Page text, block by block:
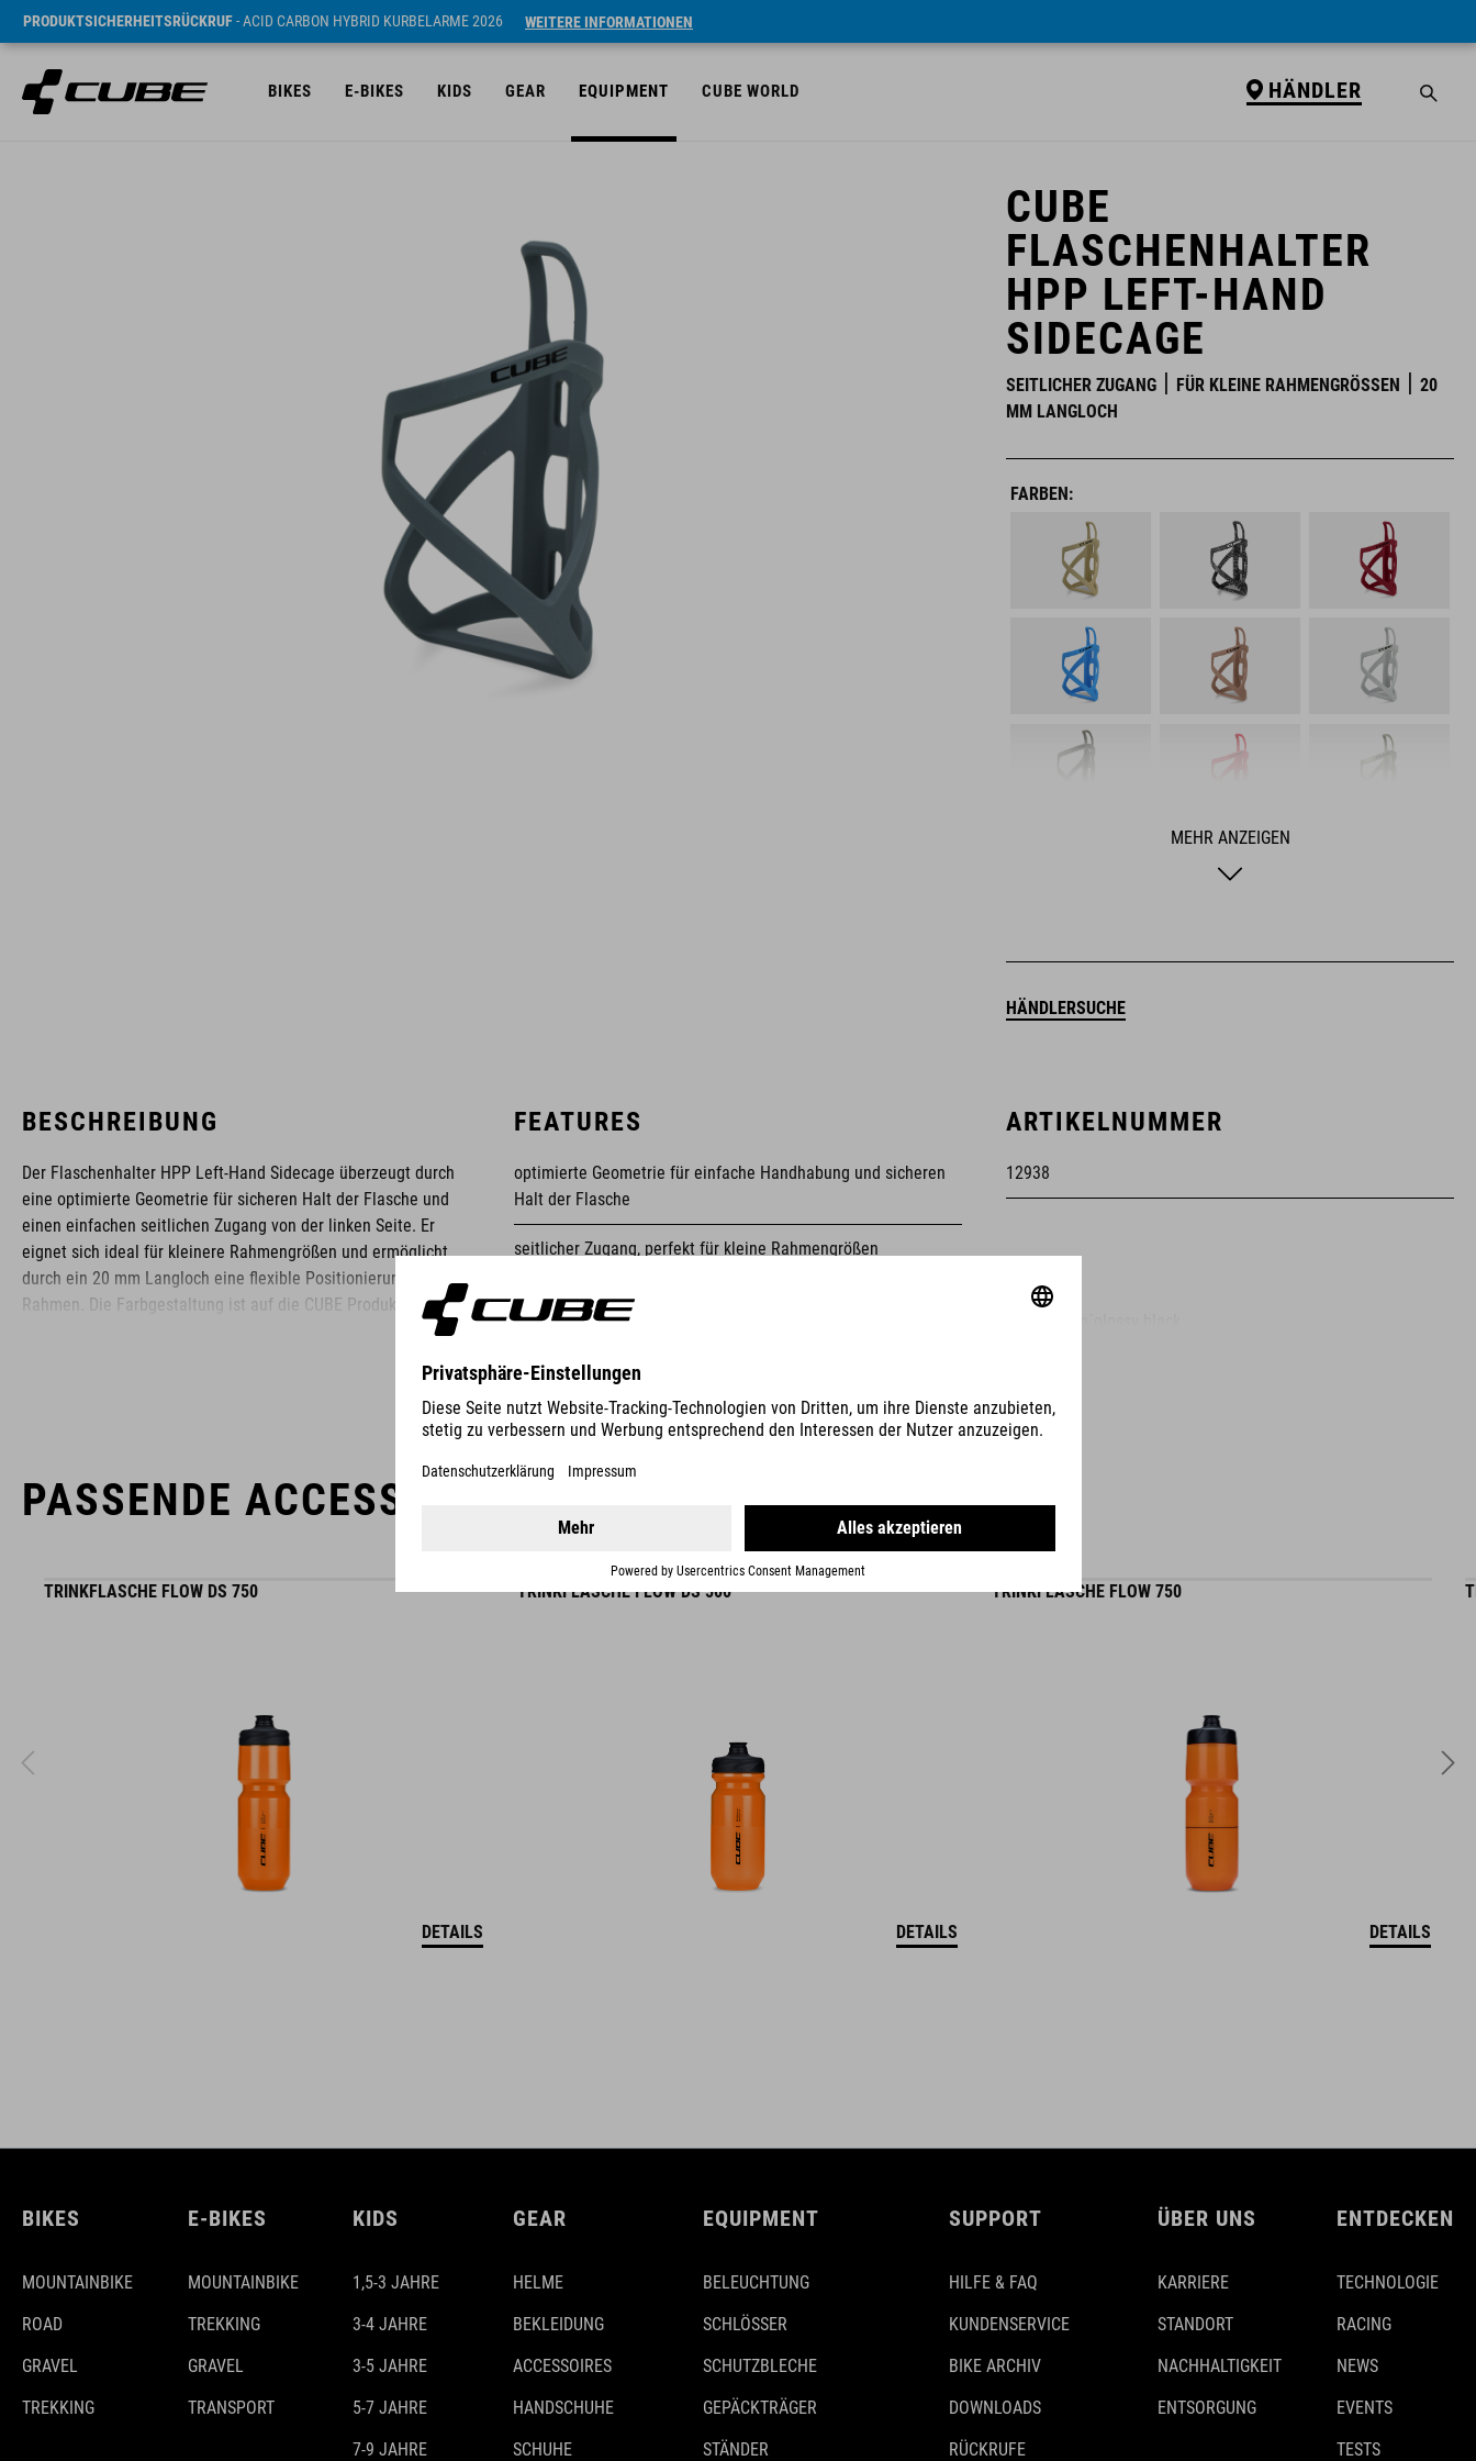
PRODUKTSICHERHEITSRÜCKRUF- ACID CARBON HYBRID KURBELARME 2026 WEITERE INFORMATIONEN
BIKES E-BIKES KIDS GEAR EQUIPMENT CUBE WORLD HÄNDLER
CUBE
FLASCHENHALTER
HPP LEFT-HAND
SIDECAGE
SEITLICHER ZUGANG FÜR KLEINE RAHMENGRÖSSEN
20
MM LANGLOCH
FARBEN:
MEHR ANZEIGEN
HÄNDLERSUCHE
BESCHREIBUNG
Der Flaschenhalter HPP Left-Hand Sidecage überzeugt durch
eine optimierte Geometrie für sicheren Halt der Flasche und
einen einfachen seitlichen Zugang von der linken Seite. Er
eignet sich ideal für kleinere Rahmengrößen und ermöglicht
durch ein 20 mm Langloch eine flexible Positionierung am
Rahmen. Die Farbgestaltung ist auf die CUBE Produktpalette
abgestimmt und sorgt für eine harmonische Integration ins
hochwertige Produkte, welche sich stetig an aktuellen Trends
FEATURES
optimierte Geometrie für einfache Handhabung und sicheren
Halt der Flasche
seitlicher Zugang, perfekt für kleine Rahmengrößen
20 mm Langloch für die beste Position am Rahmen
ARTIKELNUMMER
12938
GEWICHT
PASSENDE ACCESSOIRES
TRINKFLASCHE FLOW DS 750
DETAILS
TRINKFLASCHE FLOW DS 500
DETAILS
TRINKFLASCHE FLOW 750
DETAILS
BIKES
MOUNTAINBIKE
ROAD
GRAVEL
TREKKING
E-BIKES
MOUNTAINBIKE
TREKKING
GRAVEL
TRANSPORT
KIDS
1,5-3 JAHRE
3-4 JAHRE
3-5 JAHRE
5-7 JAHRE
7-9 JAHRE
GEAR
HELME
BEKLEIDUNG
ACCESSOIRES
HANDSCHUHE
SCHUHE
EQUIPMENT
BELEUCHTUNG
SCHLÖSSER
SCHUTZBLECHE
GEPÄCKTRÄGER
STÄNDER
SUPPORT
HILFE & FAQ
KUNDENSERVICE
BIKE ARCHIV
DOWNLOADS
RÜCKRUFE
ÜBER UNS
KARRIERE
STANDORT
NACHHALTIGKEIT
ENTSORGUNG
ENTDECKEN
TECHNOLOGIE
RACING
NEWS
EVENTS
TESTS